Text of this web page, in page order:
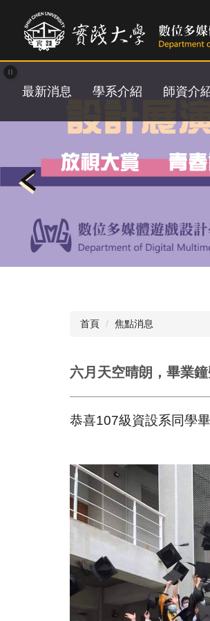
內
容
最新消息 學系介紹 師資介
首頁 焦點消息
六月天空晴朗，畢業
恭喜107級資設系同學